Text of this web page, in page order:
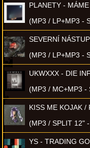
PLANETY -
(MP3 / LP+MP3 -
SEVERNÍ
(MP3 / LP+MP3 -
UKWXXX - DIE
(MP3 / MC+MP3 -
KISS ME KOJAK /
(MP3 / SPLIT 12"
YS - TRADING